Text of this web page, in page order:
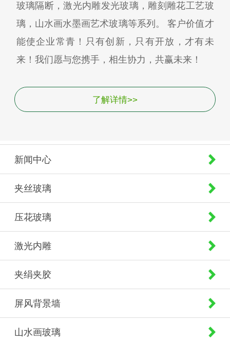
玻璃隔断，激光内雕发光玻璃，雕刻雕花工艺玻
璃，山水画水墨画艺术玻璃等系列。 客户价值才
能使企业常青！只有创新，只有开放，才有未
来！我们愿与您携手，相生协力，共赢未来！
了解详情>>
新闻中心
夹丝玻璃
压花玻璃
激光内雕
夹绢夹胶
屏风背景墙
山水画玻璃